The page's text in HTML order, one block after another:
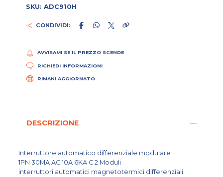
SKU: ADC910H
CONDIVIDI:
AVVISAMI SE IL PREZZO SCENDE
RICHIEDI INFORMAZIONI
RIMANI AGGIORNATO
DESCRIZIONE
Interruttore automatico differenziale modulare
1PN 30MA AC 10A 6KA C 2 Moduli
interruttori automatici magnetotermici differenziali